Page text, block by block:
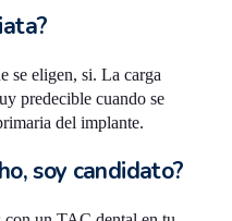
se eligen, si. La carga
predecible cuando se
del implante.
soy candidato?